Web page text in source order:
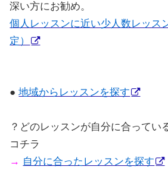
深い方にお勧め。
個人レッスンに近い少人数レッス
定）
●地域からレッスンを探す
？どのレッスンが自分に合ってい
コチラ
→ 自分に合ったレッスンを探す